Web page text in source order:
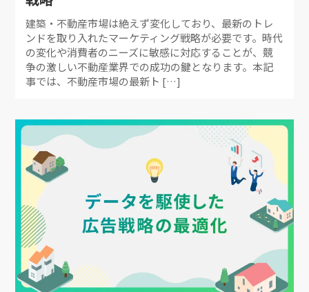
建築・不動産市場は絶えず変化しており、最新のトレ
ンドを取り入れたマーケティング戦略が必要です。時代
の変化や消費者のニーズに敏感に対応することが、競
争の激しい不動産業界での成功の鍵となります。本記
事では、不動産市場の最新ト […]